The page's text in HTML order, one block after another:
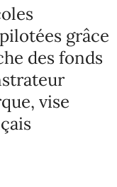
grâce
des fonds
vise